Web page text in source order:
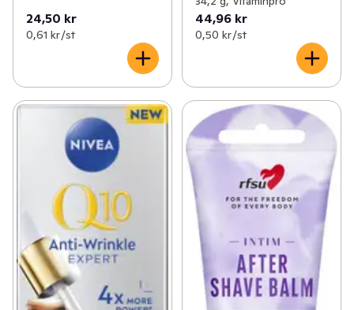
24,50 kr
0,61 kr /st
44,96 kr
0,50 kr /st